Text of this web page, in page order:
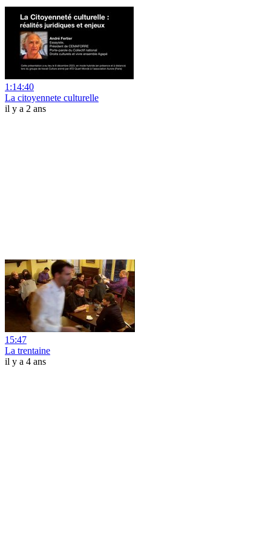
1:14:40
La citoyennete culturelle
il y a 2 ans
15:47
La trentaine
il y a 4 ans